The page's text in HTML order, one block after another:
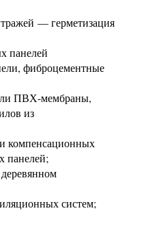
— герметизация
панелей
фиброцементные
ПВХ-мембраны,
из
компенсационных
панелей;
систем;